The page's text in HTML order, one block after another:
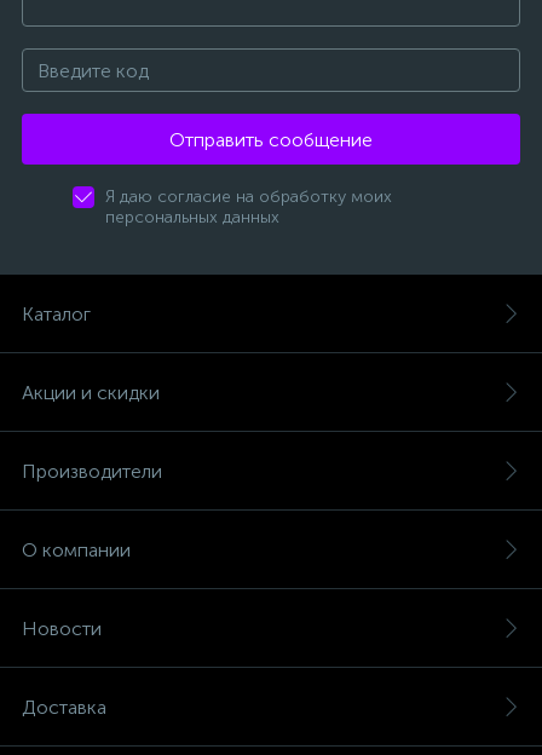
Отправить сообщение
Я даю согласие на обработку моих
персональных данных
Каталог
Акции и скидки
Производители
О компании
Новости
Доставка